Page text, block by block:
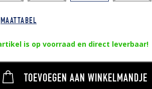
MAATTABEL
is op voorraad en direct leverbaar!
TOEVOEGEN AAN WINKELMANDJE